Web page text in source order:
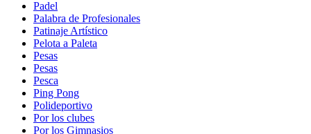
Padel
Palabra de Profesionales
Patinaje Artístico
Pelota a Paleta
Pesas
Pesas
Pesca
Ping Pong
Polideportivo
Por los clubes
Por los Gimnasios